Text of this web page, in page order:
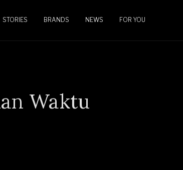
STORIES BRANDS NEWS FOR YOU
Waktu